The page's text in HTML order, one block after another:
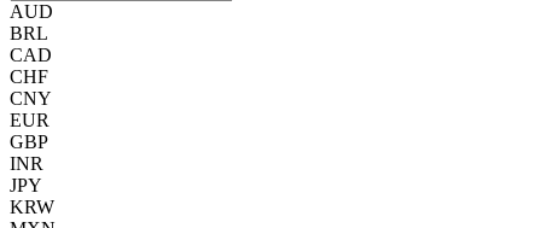
AUD
BRL
CAD
CHF
CNY
EUR
GBP
INR
JPY
KRW